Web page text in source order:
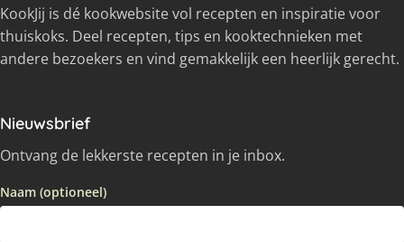
KookJij is dé kookwebsite vol recepten en inspiratie voor
thuiskoks. Deel recepten, tips en kooktechnieken met
andere bezoekers en vind gemakkelijk een heerlijk gerecht.
Nieuwsbrief
Ontvang de lekkerste recepten in je inbox.
Naam (optioneel)